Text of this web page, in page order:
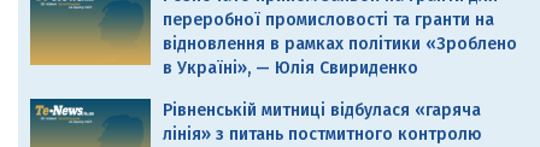
переробної промисловості та гранти на
відновлення в рамках політики «Зроблено
в Україні», — Юлія Свириденко
Рівненській митниці відбулася «гаряча
лінія» з питань постмитного контролю